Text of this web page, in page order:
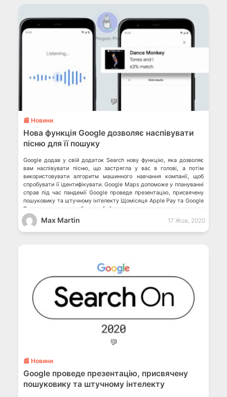
💬
📰 Новини
Нова функція Google дозволяє наспівувати
пісню для її пошуку
Google додав у свій додаток Search нову функцію, яка дозволяє
вам наспівувати пісню, що застрягла у вас в голові, а потім
використовувати алгоритм машинного навчання компанії, щоб
спробувати її ідентифікувати. Google Maps допоможе у плануванні
справ під час пандемії Google проведе презентацію, присвячену
пошуковику та штучному інтелекту Щомісяця Apple Pay та Google
Pay використовують близько […]
Max Martin 17 Жов, 2020
💬
📰 Новини
Google проведе презентацію, присвячену
пошуковику та штучному інтелекту